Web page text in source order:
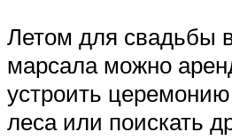
Летом для свадьбы
марсала можно
устроить
леса или поискать